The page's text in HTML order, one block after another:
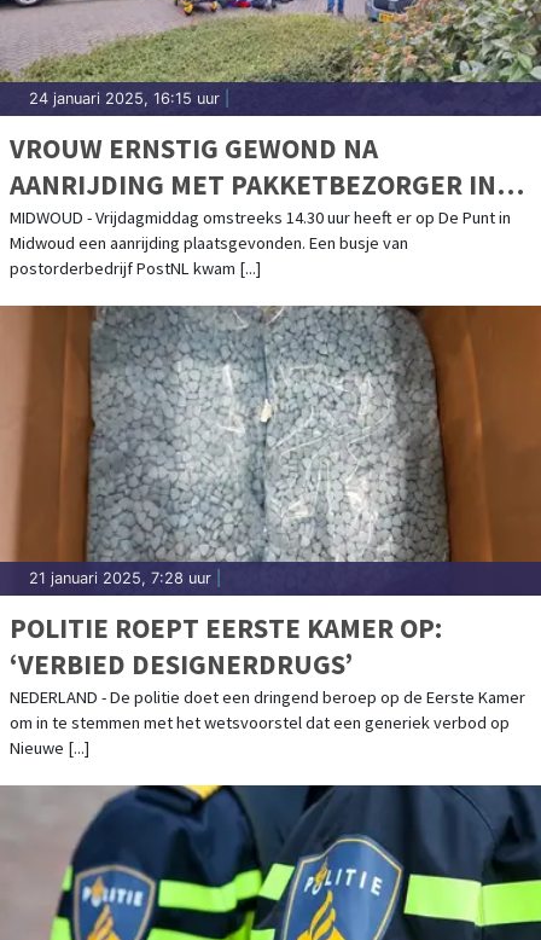
24 januari 2025, 16:15 uur
VROUW ERNSTIG GEWOND NA
AANRIJDING MET PAKKETBEZORGER IN
MIDWOUD
MIDWOUD - Vrijdagmiddag omstreeks 14.30 uur heeft er op De Punt in
Midwoud een aanrijding plaatsgevonden. Een busje van
postorderbedrijf PostNL kwam [...]
21 januari 2025, 7:28 uur
POLITIE ROEPT EERSTE KAMER OP:
‘VERBIED DESIGNERDRUGS’
NEDERLAND - De politie doet een dringend beroep op de Eerste Kamer
om in te stemmen met het wetsvoorstel dat een generiek verbod op
Nieuwe [...]